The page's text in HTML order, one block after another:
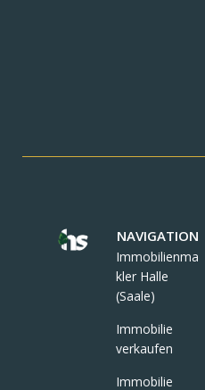
NAVIGATION
Immobilienma
kler Halle
(Saale)
Immobilie
verkaufen
Immobilie